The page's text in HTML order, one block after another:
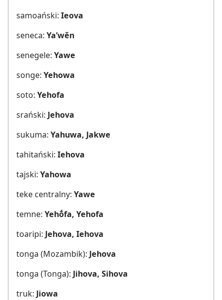
samoański: Ieova
seneca: Ya’wĕn
senegele: Yawe
songe: Yehowa
soto: Yehofa
srański: Jehova
sukuma: Yahuwa, Jakwe
tahitański: Iehova
tajski: Yahowa
teke centralny: Yawe
temne: Yehṓfa, Yehofa
toaripi: Jehova, Iehova
tonga (Mozambik): Jehova
tonga (Tonga): Jihova, Sihova
truk: Jiowa